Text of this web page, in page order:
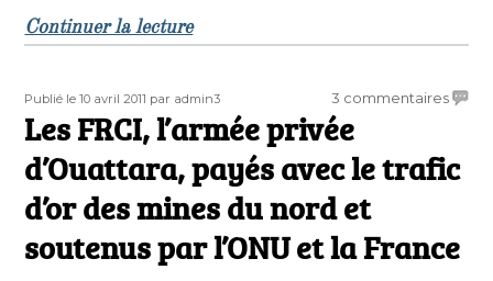
Continuer la lecturede « La recherche contre le «
Publié
le
Publié le 10 avril 2011 Auteur
par admin3 3 commentairessur
avec
Les FRCI, l’armée privée
d’Ouattara, payés avec le trafic
d’or des mines du nord et
soutenus par l’ONU et la France